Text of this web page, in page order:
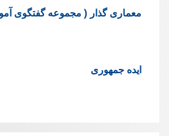
معماری گذار ( مجموعه گفتگوی
ایده جمهوری